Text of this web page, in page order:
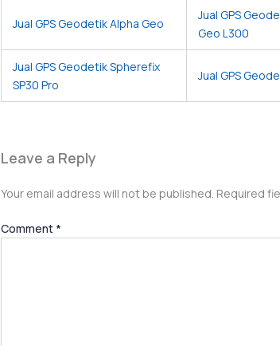
Jual GPS Geodetik Alpha Geo
Jual GPS
Geo L300
Jual GPS Geodetik Spherefix
SP30 Pro
Jual GPS
Leave a Reply
Your email address will not be published. Required
Comment *